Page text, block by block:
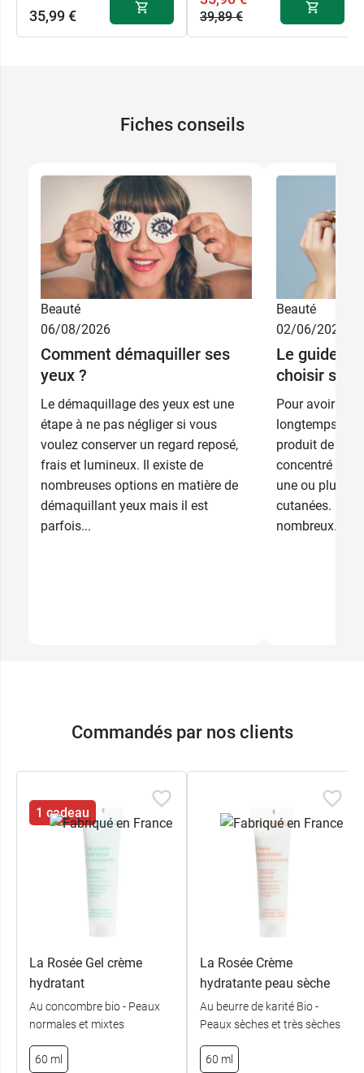
35,99 €
10 ml + 2
patchs offerts
35,99 €
10 ml 35,99 €
39,89 €
Fiches conseils
Beauté
06/08/2026
Comment démaquiller ses
yeux ?
Le démaquillage des yeux est une
étape à ne pas négliger si vous
voulez conserver un regard reposé,
frais et lumineux. Il existe de
nombreuses options en matière de
démaquillant yeux mais il est
parfois...
Beauté
02/06/2026
Le guide
choisir son
Pour avoir
longtemps, le
produit de
concentré
une ou
cutanées. Il
nombreux...
Commandés par nos clients
1 cadeau
La Rosée Gel crème
hydratant
Au concombre bio - Peaux
normales et mixtes
60 ml
La Rosée Crème
hydratante peau sèche
Au beurre de karité Bio -
Peaux sèches et très sèches
60 ml